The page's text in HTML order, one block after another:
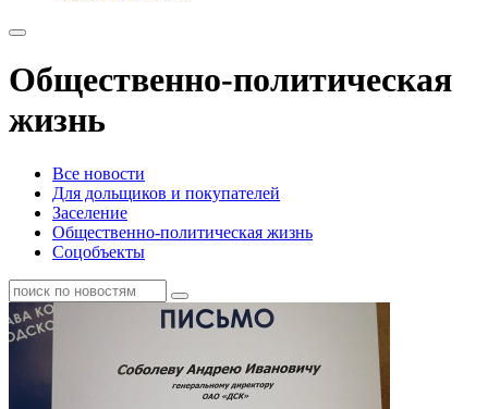
Общественно-политическая
жизнь
Все новости
Для дольщиков и покупателей
Заселение
Общественно-политическая жизнь
Соцобъекты